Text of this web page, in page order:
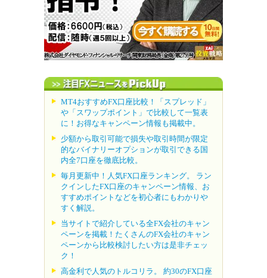
MT4おすすめFX口座比較！「スプレッド」
や「スワップポイント」で比較して一覧表
に！お得なキャンペーン情報も掲載中。
少額から取引可能で損失や取引時間が限定
的なバイナリーオプションが取引できる国
内全7口座を徹底比較。
毎月更新中！人気FX口座ランキング。 ラン
クインしたFX口座のキャンペーン情報、お
すすめポイントなどを初心者にもわかりや
すく解説。
当サイトで紹介している全FX会社のキャン
ペーンを掲載！たくさんのFX会社のキャン
ペーンから比較検討したい方は是非チェッ
ク！
高金利で人気のトルコリラ。 約30のFX口座